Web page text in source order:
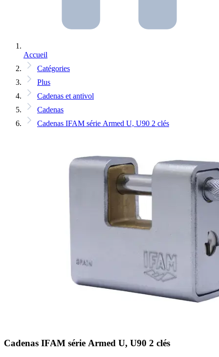
Accueil
Catégories
Plus
Cadenas et antivol
Cadenas
Cadenas IFAM série Armed U, U90 2 clés
Cadenas IFAM série Armed U, U90 2 clés